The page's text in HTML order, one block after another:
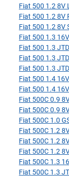
Fiat 500 1.2 8V
Fiat 500 1.2 8V
Fiat 500 1.2 8V
Fiat 500 1.3
Fiat 500 1.3
Fiat 500 1.3
Fiat 500 1.3
Fiat 500 1.4 16V
Fiat 500 1.4
Fiat 500C 0.9
Fiat 500C 0.9
Fiat 500C 1.0
Fiat 500C 1.2
Fiat 500C 1.2
Fiat 500C 1.2
Fiat 500C 1.3
Fiat 500C 1.3